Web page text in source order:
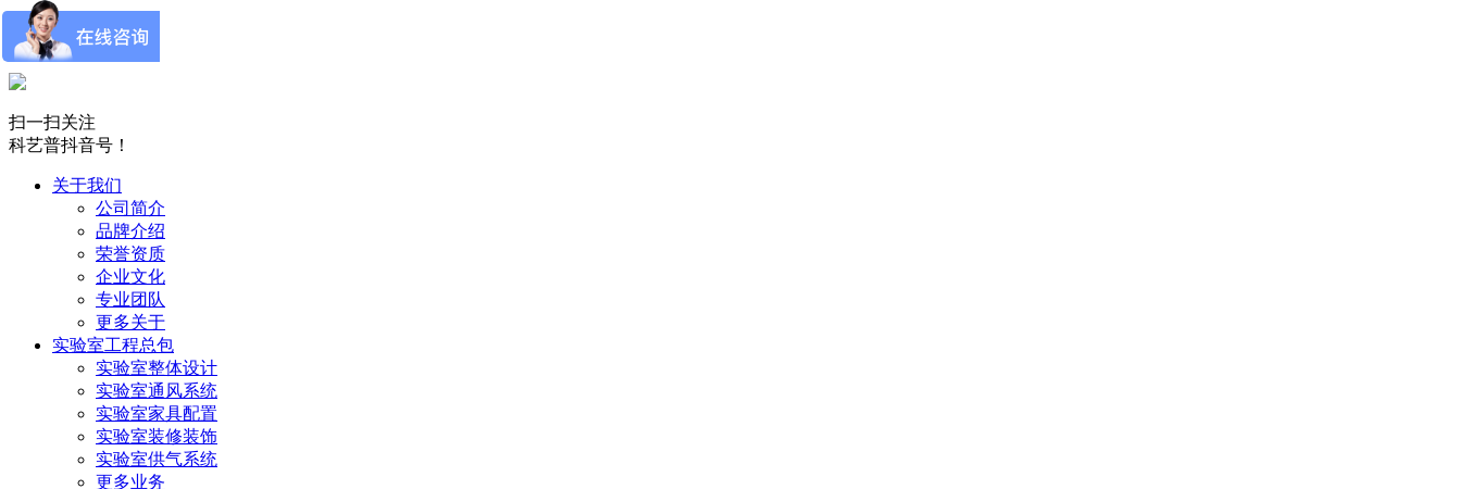
扫一扫关注
科艺普抖音号！
关于我们
公司简介
品牌介绍
荣誉资质
企业文化
专业团队
更多关于
实验室工程总包
实验室整体设计
实验室通风系统
实验室家具配置
实验室装修装饰
实验室供气系统
更多业务